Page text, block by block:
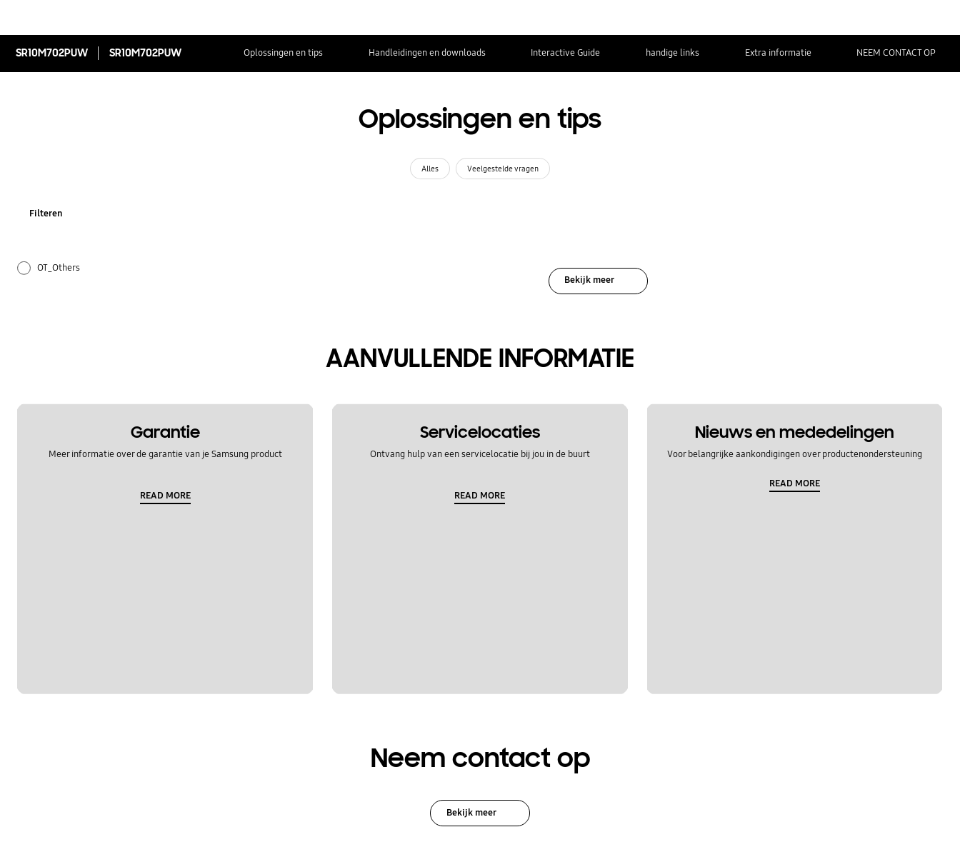
SR10M702PUW SR10M702PUW Oplossingen en tips Handleidingen en downloads Interactive Guide handige links Extra informatie NEEM CONTACT OP
Oplossingen en tips
Alles Veelgestelde vragen
Filteren
OT_Others
Bekijk meer
AANVULLENDE INFORMATIE
Garantie
Meer informatie over de garantie van je Samsung product
READ MORE
Servicelocaties
Ontvang hulp van een servicelocatie bij jou in de buurt
READ MORE
Nieuws en mededelingen
Voor belangrijke aankondigingen over productenondersteuning
READ MORE
Neem contact op
Bekijk meer